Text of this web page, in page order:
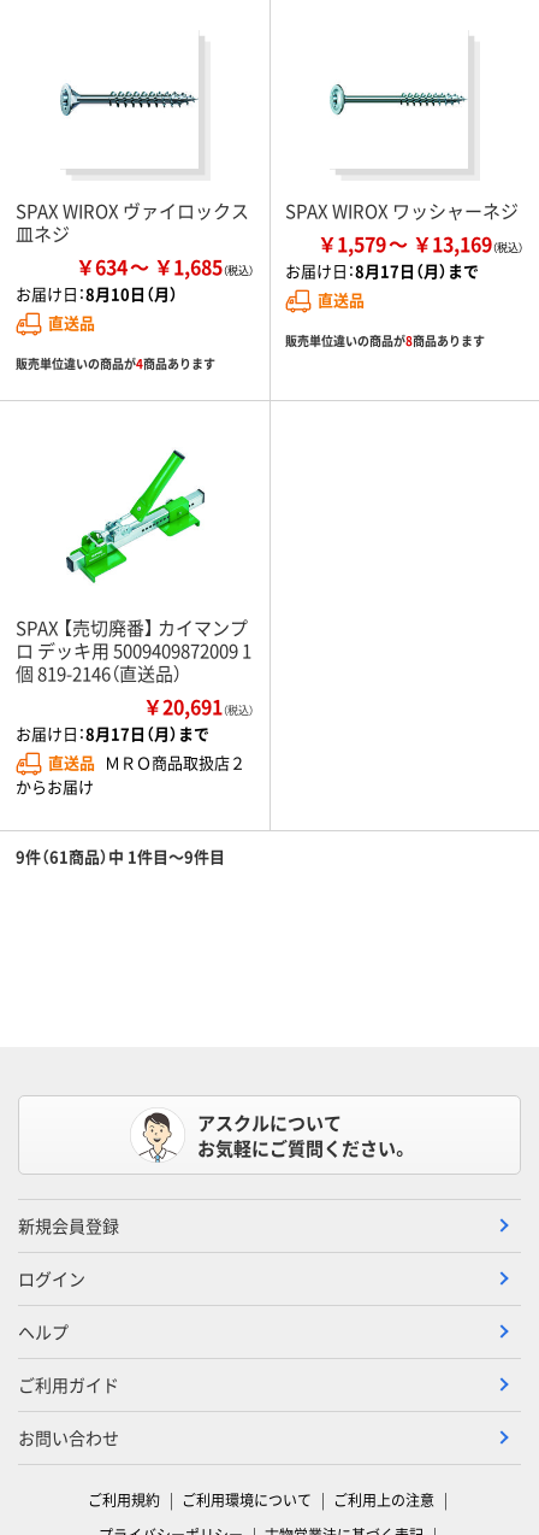
SPAX WIROX ヴァイロックス
皿ネジ
￥634 ￥1,685
お届け日：8月10日（月）
直送品
販売単位違いの商品が4商品あります
SPAX WIROX ワッシャーネジ
￥1,579 ￥13,169
お届け日：8月17日（月）まで
直送品
販売単位違いの商品が8商品あります
SPAX 【売切廃番】 カイマンプ
ロ デッキ用 5009409872009 1
個 819-2146（直送品）
￥20,691（税込）
お届け日：8月17日（月）まで
直送品 ＭＲＯ商品取扱店２
からお届け
9件（61商品）中 1件目～9件目
アスクルについて
お気軽にご質問ください。
新規会員登録
ログイン
ヘルプ
ご利用ガイド
お問い合わせ
ご利用規約 ご利用環境について
ご利用上の注意